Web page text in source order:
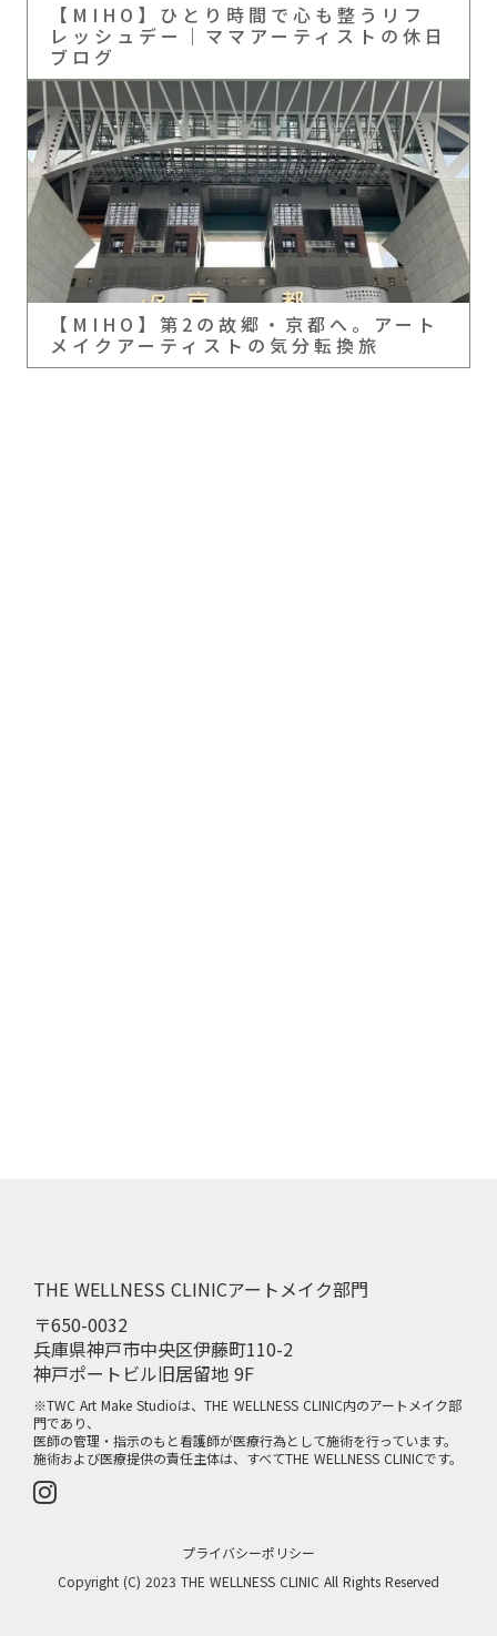
【MIHO】ひとり時間で心も整うリフ
レッシュデー｜ママアーティストの休日
ブログ
【MIHO】第2の故郷・京都へ。アート
メイクアーティストの気分転換旅
THE WELLNESS CLINICアートメイク部門
〒650-0032
兵庫県神戸市中央区伊藤町110-2
神戸ポートビル旧居留地 9F
※TWC Art Make Studioは、THE WELLNESS CLINIC内のアートメイク部
門であり、
医師の管理・指示のもと看護師が医療行為として施術を行っています。
施術および医療提供の責任主体は、すべてTHE WELLNESS CLINICです。
プライバシーポリシー
Copyright (C) 2023 THE WELLNESS CLINIC All Rights Reserved